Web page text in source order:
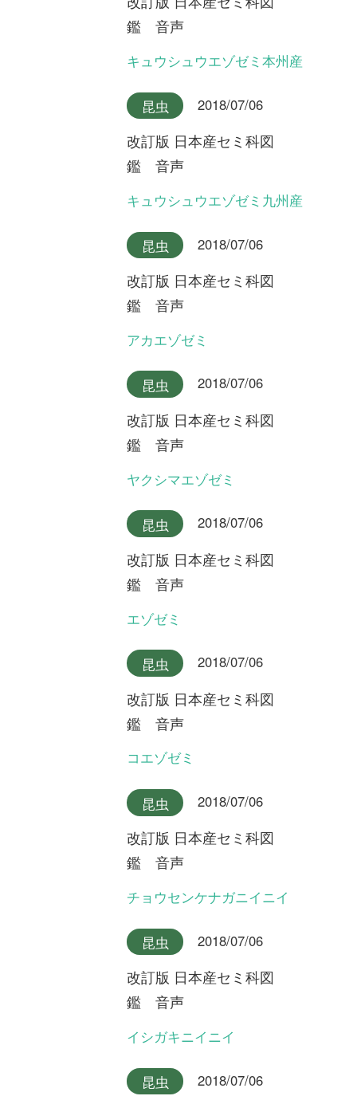
改訂版 日本産セミ科図
鑑 音声
ニイニイゼミ沖縄本島産
昆虫 2018/07/06
改訂版 日本産セミ科図
鑑 音声
アカエゾゼミとキュウシュウ
エゾゼミのデュエット
昆虫 2018/07/06
改訂版 日本産セミ科図
鑑 音声
ニイニイゼミ
植物 FREE 2025/10/07
永田芳男さんの日本全
国花行脚
第22回 謎の新種オオミヤマ
植物 FREE 2025/09/17
永田芳男さんの日本全
国花行脚
第21回 岩壁に咲く固有変
種・ゲイビゼキショウ
植物 FREE 2024/08/06
永田芳男さんの日本全
国花行脚
第20回 原生林にオオバシシ
ランを探して ～鹿児島県屋
久島～
コース一覧 使い方ガイド
掲載図鑑一覧 よくある質問